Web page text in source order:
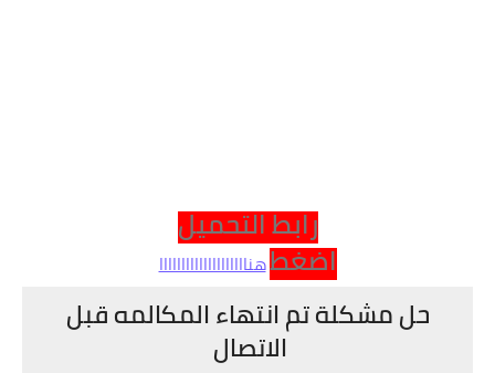
رابط التحميل
اضغطهناااااااااااااااااااا
حل مشكلة تم انتهاء المكالمه قبل
الاتصال